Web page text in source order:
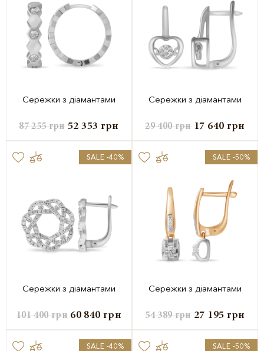
Сережки з діамантами
87 255грн 52 353 грн
Сережки з діамантами
29 400грн 17 640 грн
SALE -40%
Сережки з діамантами
101 400грн 60 840 грн
SALE -50%
Сережки з діамантами
54 389грн 27 195 грн
SALE -40% SALE -50%